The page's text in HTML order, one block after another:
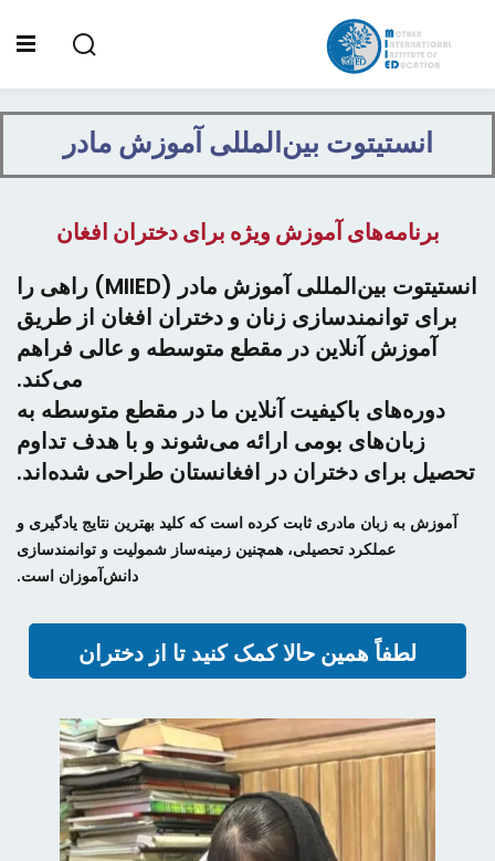
خانه
درباره ما
برنامه آموزشی
صدای دانش‌آموز
کتابخانه
Dari-Farsi
انستیتوت بین‌المللی آموزش مادر
برنامه‌های آموزش ویژه برایدختران افغان
انستیتوت بین‌المللی آموزش مادر (MIIED) راهی را
برای توانمندسازی زنان و دختران افغان از طریق
آموزش آنلاین در مقطع متوسطه و عالی فراهم
می‌کند.
دوره‌های باکیفیت آنلاین ما در مقطع متوسطه به
زبان‌های بومی ارائه می‌شوند و با هدف تداوم
تحصیل برای دختران در افغانستان طراحی شده‌اند.
آموزش به زبان مادری ثابت کرده است که کلید بهترین نتایج یادگیری و
عملکرد تحصیلی، همچنین زمینه‌ساز شمولیت و توانمندسازی
دانش‌آموزان است.
لطفاً همین حالا کمک کنید تا از دختران
افغان حمایت شود
Sign in
Sign in
Don’t have an account?Sign up
Lost your password?